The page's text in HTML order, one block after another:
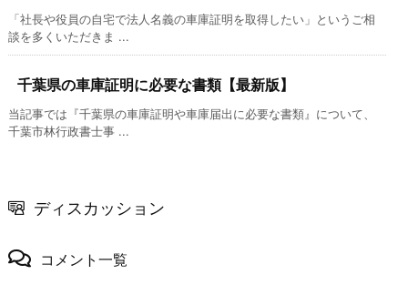
「社長や役員の自宅で法人名義の車庫証明を取得したい」というご相
談を多くいただきま ...
千葉県の車庫証明に必要な書類【最新版】
当記事では『千葉県の車庫証明や車庫届出に必要な書類』について、
千葉市林行政書士事 ...
ディスカッション
コメント一覧